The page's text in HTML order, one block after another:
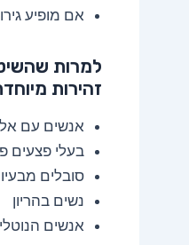
אם מופיע
למרות
זהירות
אנשים עם
בעלי פצעים
סובלים
נשים בהריון
אנשים